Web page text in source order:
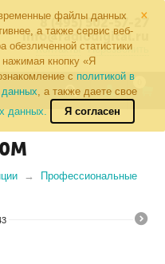
×
файлы данных
а также сервис веб-
обезличенной статистики
кнопку «Я
с политикой в
, а также даете свое
данных.
Я согласен
8 (495) 502-57-27
info@radiodigital.ru
Контакты Перезвонить
Профессиональные